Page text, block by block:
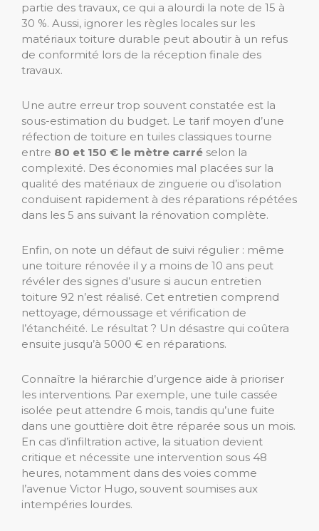
partie des travaux, ce qui a alourdi la note de 15 à
30 %. Aussi, ignorer les règles locales sur les
matériaux toiture durable peut aboutir à un refus
de conformité lors de la réception finale des
travaux.
Une autre erreur trop souvent constatée est la
sous-estimation du budget. Le tarif moyen d’une
réfection de toiture en tuiles classiques tourne
entre 80 et 150 € le mètre carré selon la
complexité. Des économies mal placées sur la
qualité des matériaux de zinguerie ou d’isolation
conduisent rapidement à des réparations répétées
dans les 5 ans suivant la rénovation complète.
Enfin, on note un défaut de suivi régulier : même
une toiture rénovée il y a moins de 10 ans peut
révéler des signes d’usure si aucun entretien
toiture 92 n’est réalisé. Cet entretien comprend
nettoyage, démoussage et vérification de
l’étanchéité. Le résultat ? Un désastre qui coûtera
ensuite jusqu’à 5000 € en réparations.
Connaître la hiérarchie d’urgence aide à prioriser
les interventions. Par exemple, une tuile cassée
isolée peut attendre 6 mois, tandis qu’une fuite
dans une gouttière doit être réparée sous un mois.
En cas d’infiltration active, la situation devient
critique et nécessite une intervention sous 48
heures, notamment dans des voies comme
l’avenue Victor Hugo, souvent soumises aux
intempéries lourdes.